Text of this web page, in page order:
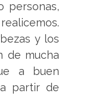
personas,
y los
de mucha
a buen
partir de